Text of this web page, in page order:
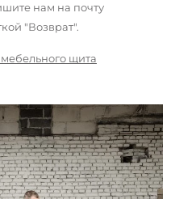
нам на почту
"Возврат".
щита